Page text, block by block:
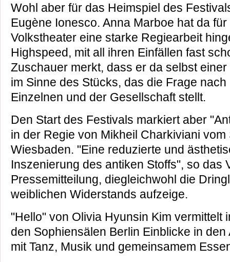
Wohl aber für das Heimspiel des
Eugène Ionesco. Anna Marboe hat da
Volkstheater eine starke Regiearbeit
Highspeed, mit all ihren Einfällen fast
Zuschauer merkt, dass er da selbst
im Sinne des Stücks, das die Frage
Einzelnen und der Gesellschaft stellt.
Den Start des Festivals markiert aber
in der Regie von Mikheil Charkiviani vom
Wiesbaden. "Eine reduzierte und
Inszenierung des antiken Stoffs", so das
Pressemitteilung, diegleichwohl die
weiblichen Widerstands aufzeige.
"Hello" von Olivia Hyunsin Kim vermittelt
den Sophiensälen Berlin Einblicke in
mit Tanz, Musik und gemeinsamem